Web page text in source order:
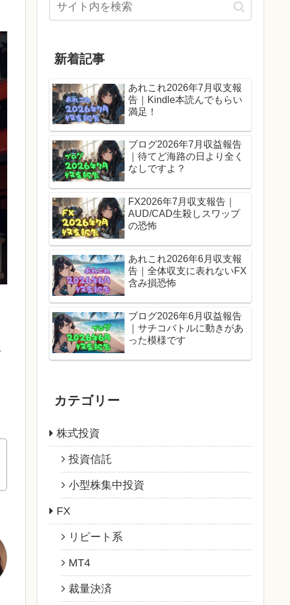
新着記事
あれこれ2026年7月収支報
告｜Kindle本読んでもらい
満足！
ブログ2026年7月収益報告
｜待てど海路の日より全く
なしですよ？
FX2026年7月収支報告｜
AUD/CAD生殺しスワップ
の恐怖
あれこれ2026年6月収支報
告｜全体収支に表れないFX
含み損恐怖
ブログ2026年6月収益報告
｜サチコバトルに動きがあ
った模様です
カテゴリー
株式投資
投資信託
小型株集中投資
FX
リピート系
MT4
裁量決済